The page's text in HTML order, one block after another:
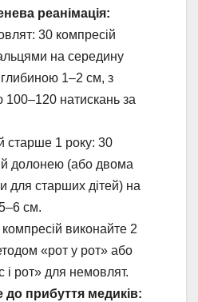
реанімація:
30 компресій
на середину
глибиною 1–2 см, з
100–120 натискань за
старше 1 року: 30
долонею (або двома
для старших дітей) на
см.
виконайте 2
«рот у рот» або
і рот» для немовлят.
прибуття медиків: